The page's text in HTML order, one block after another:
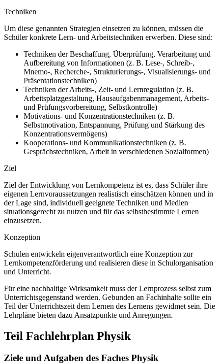
Techniken
Um diese genannten Strategien einsetzen zu können, müssen die
Schüler konkrete Lern- und Arbeitstechniken erwerben. Diese sind:
Techniken der Beschaffung, Überprüfung, Verarbeitung und
Aufbereitung von Informationen (z. B. Lese-, Schreib-,
Mnemo-, Recherche-, Strukturierungs-, Visualisierungs- und
Präsentationstechniken)
Techniken der Arbeits-, Zeit- und Lernregulation (z. B.
Arbeitsplatzgestaltung, Hausaufgabenmanagement, Arbeits-
und Prüfungsvorbereitung, Selbstkontrolle)
Motivations- und Konzentrationstechniken (z. B.
Selbstmotivation, Entspannung, Prüfung und Stärkung des
Konzentrationsvermögens)
Kooperations- und Kommunikationstechniken (z. B.
Gesprächstechniken, Arbeit in verschiedenen Sozialformen)
Ziel
Ziel der Entwicklung von Lernkompetenz ist es, dass Schüler ihre
eigenen Lernvoraussetzungen realistisch einschätzen können und in
der Lage sind, individuell geeignete Techniken und Medien
situationsgerecht zu nutzen und für das selbstbestimmte Lernen
einzusetzen.
Konzeption
Schulen entwickeln eigenverantwortlich eine Konzeption zur
Lernkompetenzförderung und realisieren diese in Schulorganisation
und Unterricht.
Für eine nachhaltige Wirksamkeit muss der Lernprozess selbst zum
Unterrichtsgegenstand werden. Gebunden an Fachinhalte sollte ein
Teil der Unterrichtszeit dem Lernen des Lernens gewidmet sein. Die
Lehrpläne bieten dazu Ansatzpunkte und Anregungen.
Teil Fachlehrplan Physik
Ziele und Aufgaben des Faches Physik